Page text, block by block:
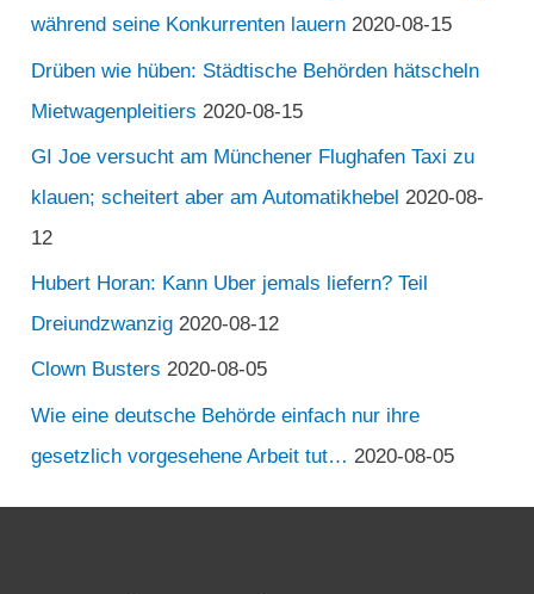
während seine Konkurrenten lauern 2020-08-15
Drüben wie hüben: Städtische Behörden hätscheln
Mietwagenpleitiers 2020-08-15
GI Joe versucht am Münchener Flughafen Taxi zu
klauen; scheitert aber am Automatikhebel 2020-08-
12
Hubert Horan: Kann Uber jemals liefern? Teil
Dreiundzwanzig 2020-08-12
Clown Busters 2020-08-05
Wie eine deutsche Behörde einfach nur ihre
gesetzlich vorgesehene Arbeit tut… 2020-08-05